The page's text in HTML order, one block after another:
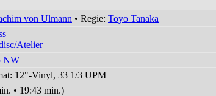
von Ulmann • Regie: Toyo Tanaka
Atelier
NW
12"-Vinyl, 33 1/3 UPM
• 19:43 min.)